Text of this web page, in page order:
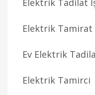
Elektrik Tadilat
Elektrik Tamirat
Ev Elektrik
Elektrik Tamirci